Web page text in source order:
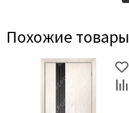
Похожие товары